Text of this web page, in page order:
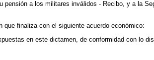
a los militares inválidos - Recibo, y a la
finaliza con el siguiente acuerdo económico:
en este dictamen, de conformidad con lo